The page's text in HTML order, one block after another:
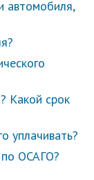
автомобиля,
Какой срок
уплачивать?
по ОСАГО?